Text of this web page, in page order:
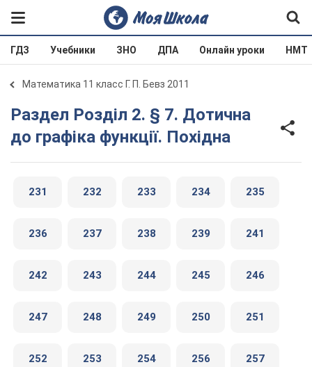
ГДЗ Учебники ЗНО ДПА Онлайн уроки НМТ
Математика 11 класс Г. П. Бевз 2011
Раздел Розділ 2. § 7. Дотична
до графіка функції. Похідна
231 232 233 234 235
236 237 238 239 241
242 243 244 245 246
247 248 249 250 251
252 253 254 256 257